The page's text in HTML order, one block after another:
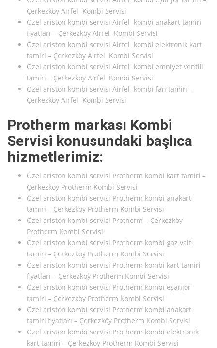
Çerkezköy Airfel Kombi Servisi
Özel ariston kombi servisi Airfel kombi anakart tamiri
fiyatları – Çerkezköy Airfel Kombi Servisi
Özel ariston kombi servisi Airfel kombi elektronik kart
tamiri – Çerkezköy Airfel Kombi Servisi
Özel ariston kombi servisi Airfel kombi emniyet ventili
tamiri – Çerkezköy Airfel Kombi Servisi
Özel ariston kombi servisi Airfel kombi fan tamiri –
Çerkezköy Airfel Kombi Servisi
Protherm markası Kombi
Servisi konusundaki başlıca
hizmetlerimiz:
Özel ariston kombi servisi Protherm kombi kart tamiri –
Çerkezköy Protherm Kombi Servisi
Özel ariston kombi servisi Protherm kombi anakart
tamiri – Çerkezköy Protherm Kombi Servisi
Özel ariston kombi servisi Protherm – Çerkezköy
Protherm Kombi Servisi
Özel ariston kombi servisi Protherm kombi gaz valfi
tamiri – Çerkezköy Protherm Kombi Servisi
Özel ariston kombi servisi Protherm kombi kart tamiri
fiyatları – Çerkezköy Protherm Kombi Servisi
Özel ariston kombi servisi Protherm kombi eşanjör
tamiri – Çerkezköy Protherm Kombi Servisi
Özel ariston kombi servisi Protherm kombi anakart
tamiri fiyatları – Çerkezköy Protherm Kombi Servisi
Özel ariston kombi servisi Protherm kombi elektronik
kart tamiri – Çerkezköy Protherm Kombi Servisi